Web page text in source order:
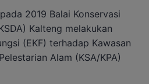
2019 Balai Konservasi
Kalteng melakukan
(EKF) terhadap Kawasan
Alam (KSA/KPA)